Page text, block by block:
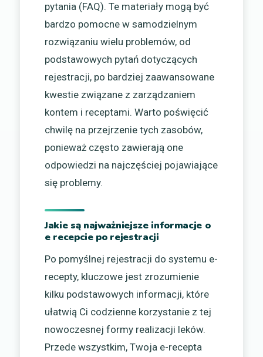
pytania (FAQ). Te materiały mogą być
bardzo pomocne w samodzielnym
rozwiązaniu wielu problemów, od
podstawowych pytań dotyczących
rejestracji, po bardziej zaawansowane
kwestie związane z zarządzaniem
kontem i receptami. Warto poświęcić
chwilę na przejrzenie tych zasobów,
ponieważ często zawierają one
odpowiedzi na najczęściej pojawiające
się problemy.
Jakie są najważniejsze informacje o
e recepcie po rejestracji
Po pomyślnej rejestracji do systemu e-
recepty, kluczowe jest zrozumienie
kilku podstawowych informacji, które
ułatwią Ci codzienne korzystanie z tej
nowoczesnej formy realizacji leków.
Przede wszystkim, Twoja e-recepta